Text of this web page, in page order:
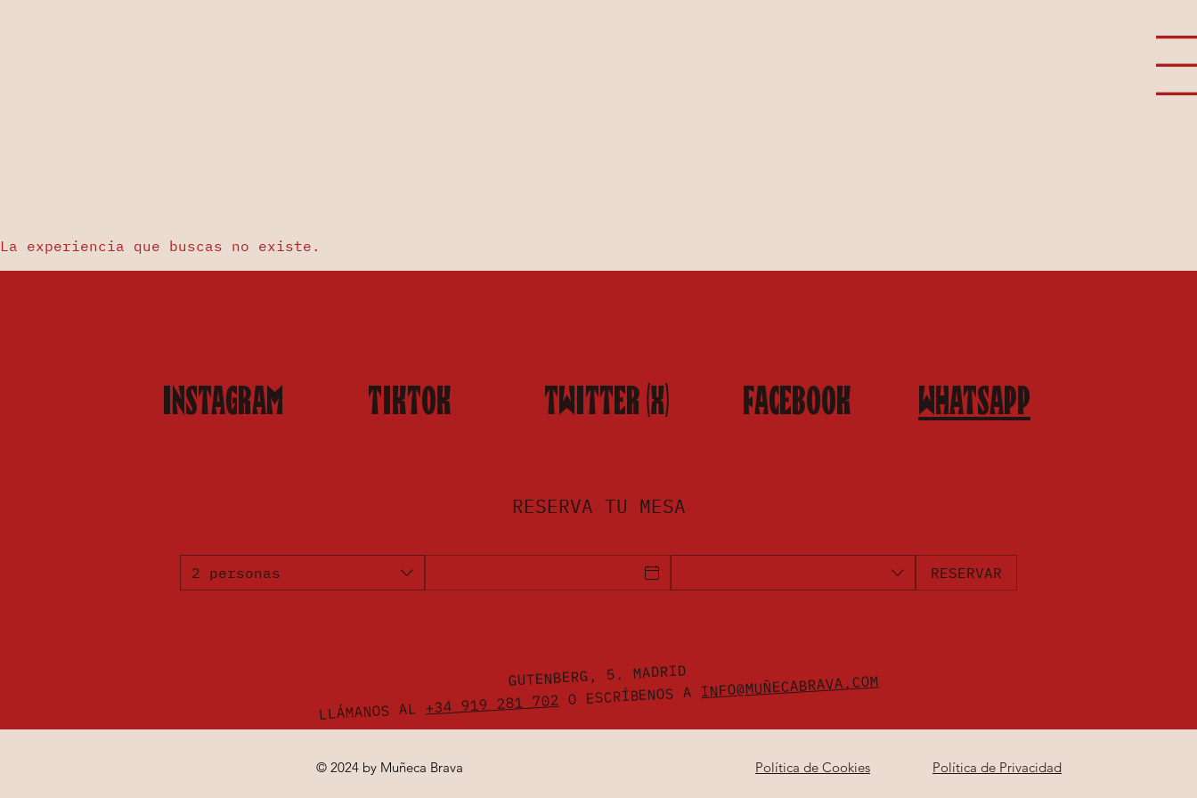
La experiencia que buscas no existe.
INSTAGRAM TIKTOK TWITTER (X) FACEBOOK WHATSAPP
RESERVA TU MESA
2 personas RESERVAR
GUTENBERG, 5. MADRID
LLÁMANOS AL+34 919 281 702 O ESCRÍBENOS AINFO@MUÑECABRAVA.COM
© 2024 by Muñeca Brava Política de Cookies Política de Privacidad